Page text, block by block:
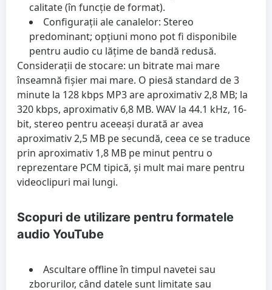
calitate (în funcție de format).
Configurații ale canalelor: Stereo
predominant; opțiuni mono pot fi disponibile
pentru audio cu lățime de bandă redusă.
Considerații de stocare: un bitrate mai mare
înseamnă fișier mai mare. O piesă standard de 3
minute la 128 kbps MP3 are aproximativ 2,8 MB; la
320 kbps, aproximativ 6,8 MB. WAV la 44.1 kHz, 16-
bit, stereo pentru aceeași durată ar avea
aproximativ 2,5 MB pe secundă, ceea ce se traduce
prin aproximativ 1,8 MB pe minut pentru o
reprezentare PCM tipică, și mult mai mare pentru
videoclipuri mai lungi.
Scopuri de utilizare pentru formatele
audio YouTube
Ascultare offline în timpul navetei sau
zborurilor, când datele sunt limitate sau